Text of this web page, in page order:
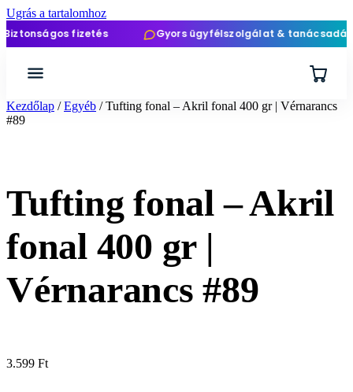
Ugrás a tartalomhoz
fizetés
Gyors ügyfélszolgálat & tanácsadás
Kezdőlap /Egyéb / Tufting fonal – Akril fonal 400 gr | Vérnarancs
#89
Tufting fonal – Akril
fonal 400 gr |
Vérnarancs #89
3.599 Ft